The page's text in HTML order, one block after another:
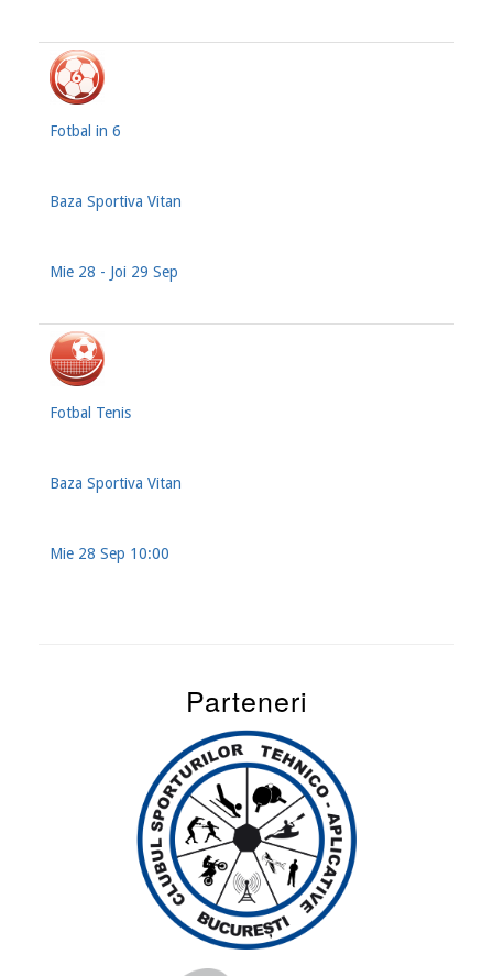
Fotbal in 6
Baza Sportiva Vitan
Mie 28 - Joi 29 Sep
Fotbal Tenis
Baza Sportiva Vitan
Mie 28 Sep 10:00
Parteneri